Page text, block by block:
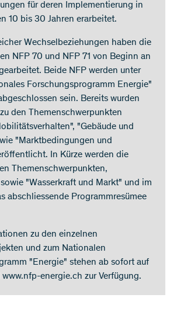
für deren Implementierung in
10 bis 30 Jahren erarbeitet.
Wechselbeziehungen haben die
NFP 70 und NFP 71 von Beginn an
Beide NFP werden unter
Forschungsprogramm Energie"
sein. Bereits wurden
den Themenschwerpunkten
"Gebäude und
"Marktbedingungen und
In Kürze werden die
Themenschwerpunkten,
"Wasserkraft und Markt" und im
abschliessende Programmresümee
zu den einzelnen
und zum Nationalen
"Energie" stehen ab sofort auf
energie.ch zur Verfügung.